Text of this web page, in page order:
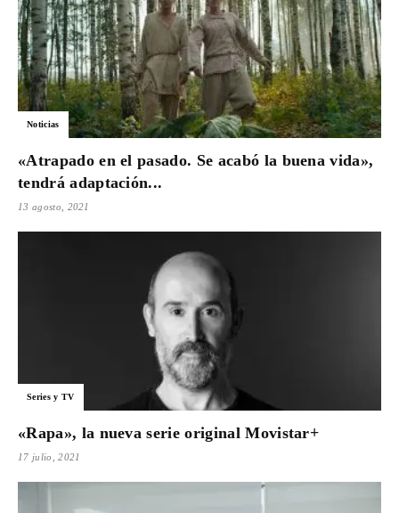
Noticias
«Atrapado en el pasado. Se acabó la buena vida»,
tendrá adaptación...
13 agosto, 2021
Series y TV
«Rapa», la nueva serie original Movistar+
17 julio, 2021